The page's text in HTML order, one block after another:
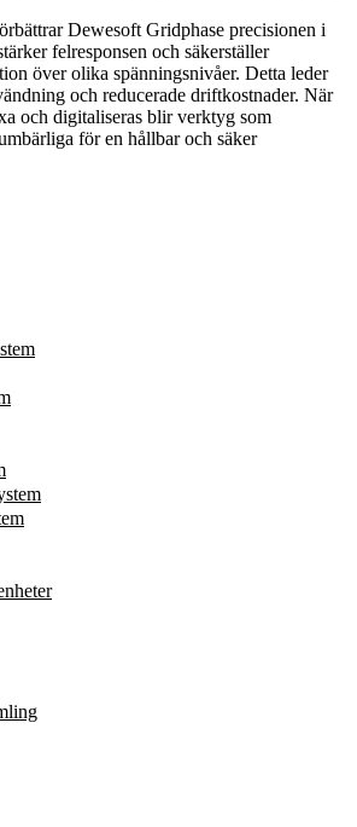
Dewesoft Gridphase precisionen i
felresponsen och säkerställer
över olika spänningsnivåer. Detta leder
och reducerade driftkostnader. När
och digitaliseras blir verktyg som
för en hållbar och säker